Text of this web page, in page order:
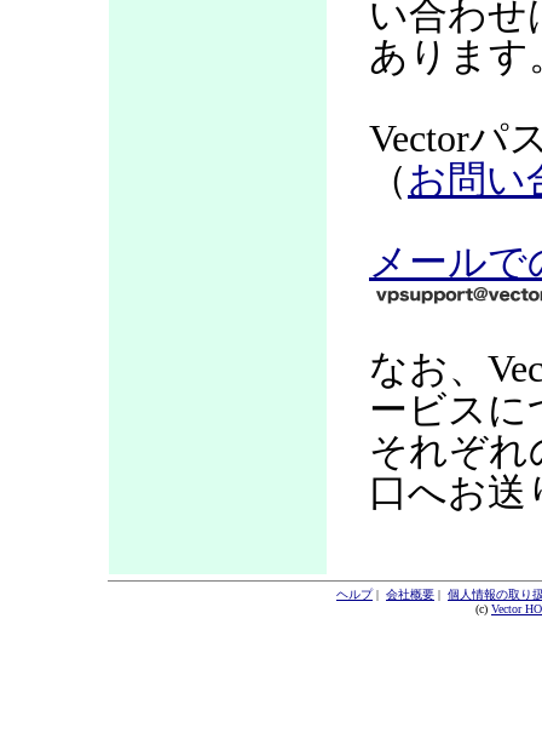
い合わせ
あります
Vectorパ
（ お問い
メール
なお、
ービスに
それぞれ
口へお送
ヘルプ| 会社概要 | 個人情報の取り
(c) Vector